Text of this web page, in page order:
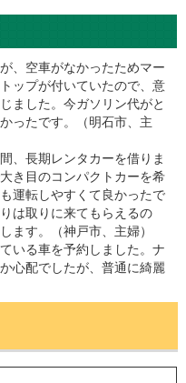
、空車がなかったためマー
ップが付いていたので、意
ました。今ガソリン代がと
ったです。（明石市、主
、長期レンタカーを借りま
き目のコンパクトカーを希
運転しやすくて良かったで
は取りに来てもらえるの
ます。（神戸市、主婦）
いる車を予約しました。ナ
心配でしたが、普通に綺麗
すぐ対応してもらえてお店
て頂きたいと思います。
自動車さんでヴィッツのレ